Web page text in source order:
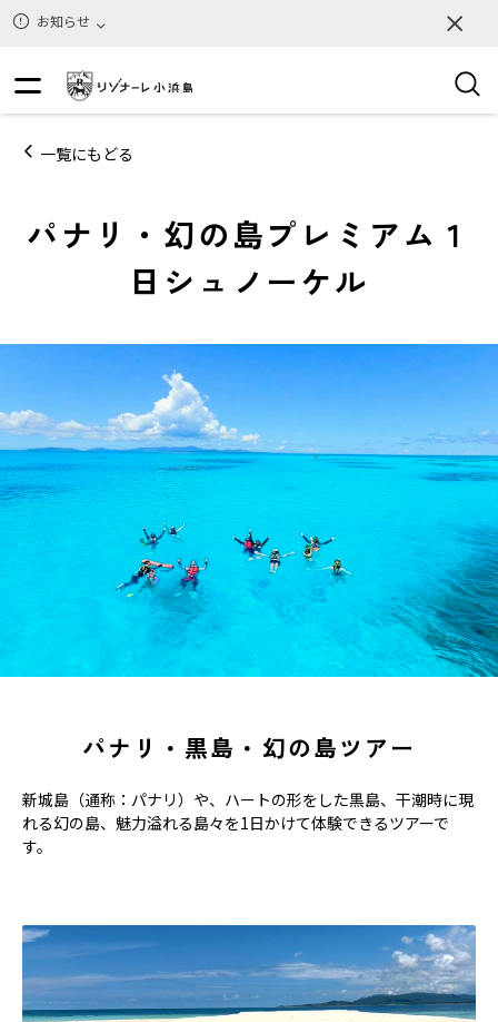
お知らせ
一覧にもどる
パナリ・幻の島プレミアム１
日シュノーケル
パナリ・黒島・幻の島ツアー
新城島（通称：パナリ）や、ハートの形をした黒島、干潮時に現
れる幻の島、魅力溢れる島々を1日かけて体験できるツアーで
す。